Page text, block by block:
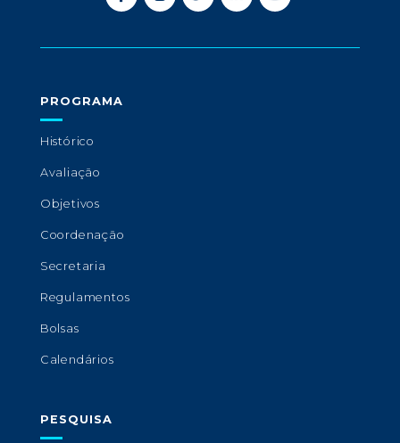
PROGRAMA
Histórico
Avaliação
Objetivos
Coordenação
Secretaria
Regulamentos
Bolsas
Calendários
PESQUISA